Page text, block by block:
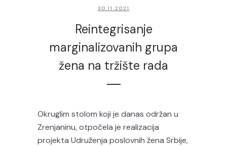
30.11.2021
Reintegrisanje
marginalizovanih grupa
žena na tržište rada
Okruglim stolom koji je danas održan u
Zrenjaninu, otpočela je realizacija
projekta Udruženja poslovnih žena Srbije,